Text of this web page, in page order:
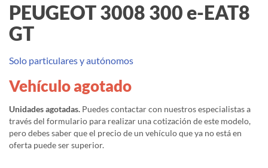
PEUGEOT 3008 300 e-EAT8
GT
Solo particulares y autónomos
Vehículo agotado
Unidades agotadas. Puedes contactar con nuestros especialistas a
través del formulario para realizar una cotización de este modelo,
pero debes saber que el precio de un vehículo que ya no está en
oferta puede ser superior.